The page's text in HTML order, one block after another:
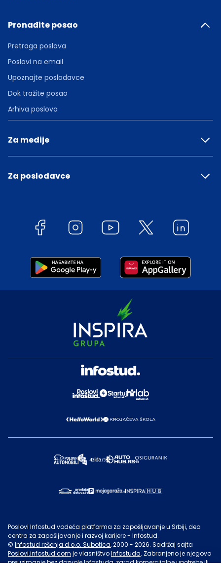
Pronađite posao
Pretraga poslova
Poslovi na email
Upoznajte poslodavce
Dok tražite posao
Arhiva poslova
Za medije
Za poslodavce
Poslovi Infostud vodeća platforma za zapošljavanje u Srbiji, deo
centra za zapošljavanje i razvoj karijere - Infostud.
© Infostud rešenja d.o.o. Subotica, 2000 - 2026. Sadržaj sajta
Poslovi.infostud.com je vlasništvoInfostuda. Zabranjeno je njegovo
preuzimanje bez dozvoleInfostuda, zarad komercijalne upotrebe ili